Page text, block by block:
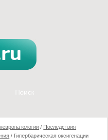
/ Последствия
/ Гипербарическая оксигенации